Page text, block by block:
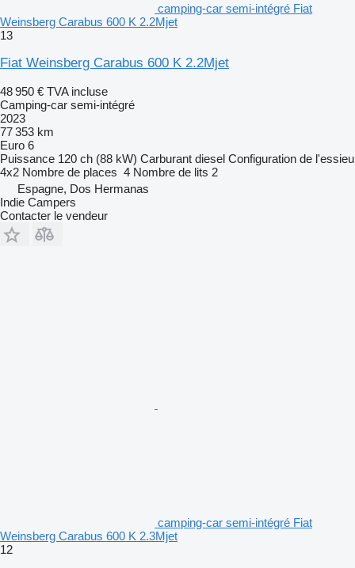
camping-car semi-intégré Fiat
Weinsberg Carabus 600 K 2.2Mjet
13
Fiat Weinsberg Carabus 600 K 2.2Mjet
48 950 € TVA incluse
Camping-car semi-intégré
2023
77 353 km
Euro 6
Puissance 120 ch (88 kW) Carburant diesel Configuration de l'essieu
4x2 Nombre de places 4 Nombre de lits 2
Espagne, Dos Hermanas
Indie Campers
Contacter le vendeur
camping-car semi-intégré Fiat
Weinsberg Carabus 600 K 2.3Mjet
12